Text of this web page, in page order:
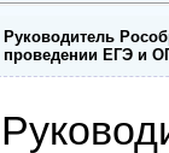
Руководитель
проведении ЕГЭ и